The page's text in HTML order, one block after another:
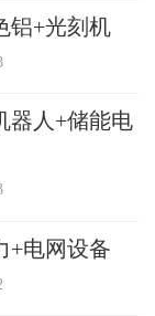
铝+光刻机
器人+储能电
+电网设备